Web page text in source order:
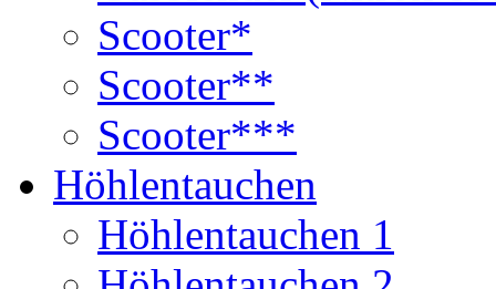
Scooter*
Scooter**
Scooter***
Höhlentauchen
Höhlentauchen 1